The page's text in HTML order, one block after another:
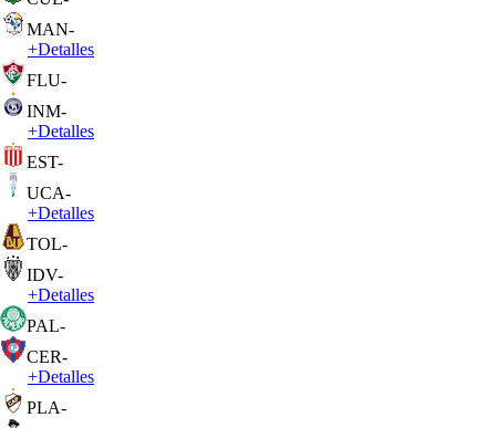
MAN-
+Detalles
FLU-
INM-
+Detalles
EST-
UCA-
+Detalles
TOL-
IDV-
+Detalles
PAL-
CER-
+Detalles
PLA-